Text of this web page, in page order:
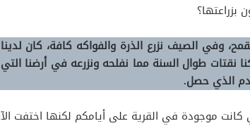
بزراعتها؟
وفي الصيف نزرع الذرة والفواكه كافة، كان
نقتات طوال السنة مما نفلحه ونزرعه في أرضنا
الذي حصل.
كانت موجودة في القرية على أيامكم لكنها اختفت